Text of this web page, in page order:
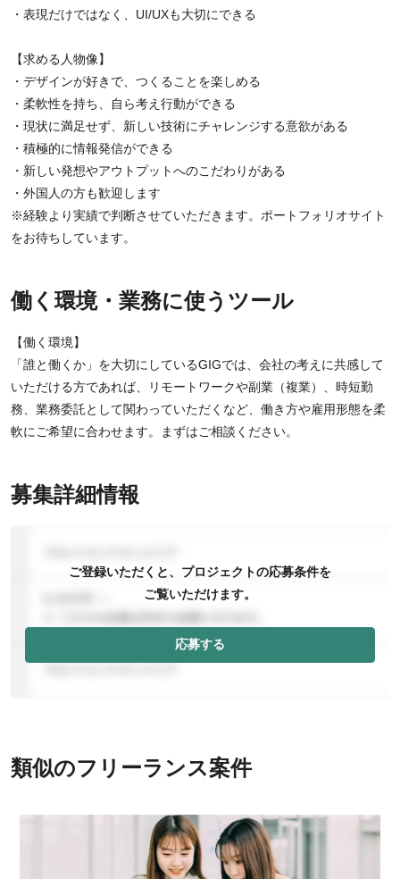
・表現だけではなく、UI/UXも大切にできる
【求める人物像】
・デザインが好きで、つくることを楽しめる
・柔軟性を持ち、自ら考え行動ができる
・現状に満足せず、新しい技術にチャレンジする意欲がある
・積極的に情報発信ができる
・新しい発想やアウトプットへのこだわりがある
・外国人の方も歓迎します
※経験より実績で判断させていただきます。ポートフォリオサイト
をお待ちしています。
働く環境・業務に使うツール
【働く環境】
「誰と働くか」を大切にしているGIGでは、会社の考えに共感して
いただける方であれば、リモートワークや副業（複業）、時短勤
務、業務委託として関わっていただくなど、働き方や雇用形態を柔
軟にご希望に合わせます。まずはご相談ください。
募集詳細情報
ご登録いただくと、プロジェクトの応募条件を
ご覧いただけます。
応募する
類似のフリーランス案件